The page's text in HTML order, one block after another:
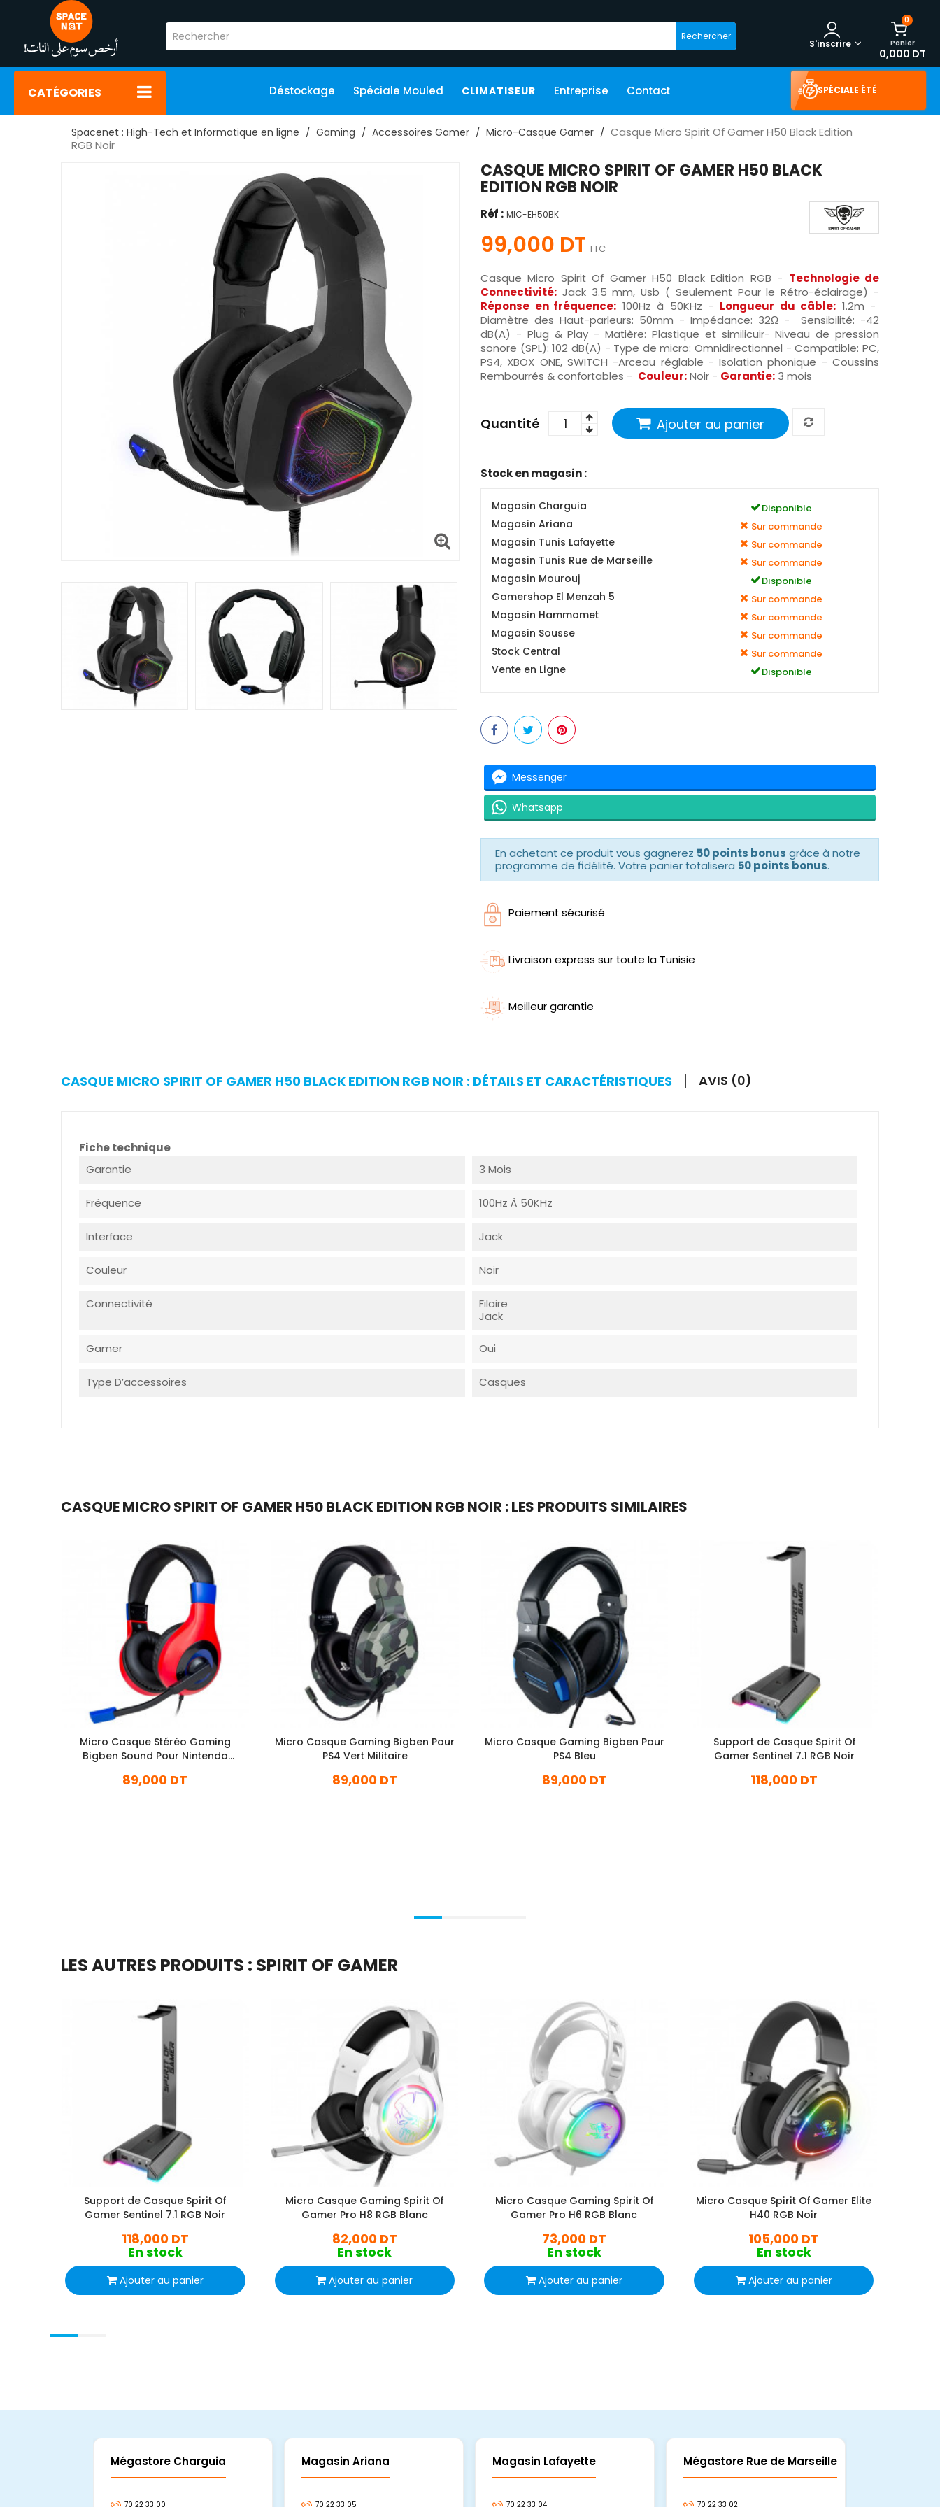
Rechercher
0
Panier
0,000 DT
S'inscrire
CATÉGORIES Déstockage Spéciale Mouled CLIMATISEUR Entreprise Contact SPÉCIALE ÉTÉ
Spacenet : High-Tech et Informatique en ligne Gaming Accessoires Gamer Micro-Casque Gamer
Casque Micro Spirit Of Gamer H50 Black Edition
RGB Noir
CASQUE MICRO SPIRIT OF GAMER H50 BLACK
EDITION RGB NOIR
Réf : MIC-EH50BK
99,000 DT TTC
Casque Micro Spirit Of Gamer H50 Black Edition RGB - Technologie de
Connectivité: Jack 3.5 mm, Usb ( Seulement Pour le Rétro-éclairage) -
Réponse en fréquence: 100Hz à 50KHz - Longueur du câble: 1.2m -
Diamètre des Haut-parleurs: 50mm - Impédance: 32Ω - Sensibilité: -42
dB(A) - Plug & Play - Matière: Plastique et similicuir- Niveau de pression
sonore (SPL): 102 dB(A) - Type de micro: Omnidirectionnel - Compatible: PC,
PS4, XBOX ONE, SWITCH -Arceau réglable - Isolation phonique - Coussins
Rembourrés & confortables - Couleur:Noir - Garantie:3 mois
Quantité Ajouter au panier
Stock en magasin :
Magasin Charguia Disponible
Magasin Ariana Sur commande
Magasin Tunis Lafayette Sur commande
Magasin Tunis Rue de Marseille Sur commande
Magasin Mourouj Disponible
Gamershop El Menzah 5 Sur commande
Magasin Hammamet Sur commande
Magasin Sousse Sur commande
Stock Central Sur commande
Vente en Ligne Disponible
Messenger
Whatsapp
En achetant ce produit vous gagnerez 50 points bonus grâce à notre
programme de fidélité. Votre panier totalisera 50 points bonus.
Paiement sécurisé
Livraison express sur toute la Tunisie
Meilleur garantie
CASQUE MICRO SPIRIT OF GAMER H50 BLACK EDITION RGB NOIR : DÉTAILS ET CARACTÉRISTIQUES AVIS (0)
Fiche technique
Garantie
3 Mois
Fréquence 100Hz À 50KHz
Interface Jack
Couleur Noir
Connectivité
Filaire
Jack
Gamer Oui
Type D’accessoires Casques
CASQUE MICRO SPIRIT OF GAMER H50 BLACK EDITION RGB NOIR : LES PRODUITS SIMILAIRES
Micro Casque Stéréo Gaming
Bigben Sound Pour Nintendo
89,000 DT
Micro Casque Gaming Bigben Pour
PS4 Vert Militaire
89,000 DT
Micro Casque Gaming Bigben Pour
PS4 Bleu
89,000 DT
Support de Casque Spirit Of
Gamer Sentinel 7.1 RGB Noir
118,000 DT
LES AUTRES PRODUITS : SPIRIT OF GAMER
Support de Casque Spirit Of
Gamer Sentinel 7.1 RGB Noir
118,000 DT
En stock
Ajouter au panier
Micro Casque Gaming Spirit Of
Gamer Pro H8 RGB Blanc
82,000 DT
En stock
Ajouter au panier
Micro Casque Gaming Spirit Of
Gamer Pro H6 RGB Blanc
73,000 DT
En stock
Ajouter au panier
Micro Casque Spirit Of Gamer Elite
H40 RGB Noir
105,000 DT
En stock
Ajouter au panier
Mégastore Charguia
70 22 33 00
Magasin Ariana
70 22 33 05
Magasin Lafayette
70 22 33 04
Mégastore Rue de Marseille
70 22 33 02